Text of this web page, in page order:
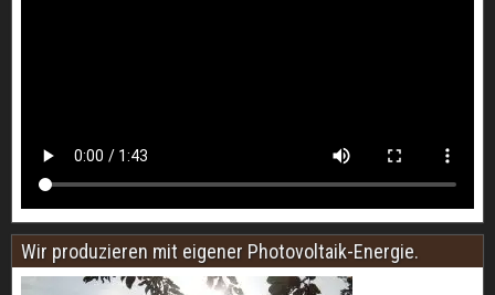
Wir produzieren mit eigener Photovoltaik-Energie.